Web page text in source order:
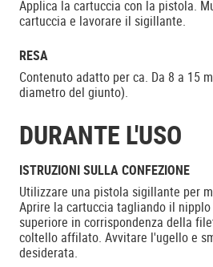
Applica la cartuccia con la pistola.
cartuccia e lavorare il sigillante.
RESA
Contenuto adatto per ca. Da 8 a 15
diametro del giunto).
DURANTE L'USO
ISTRUZIONI SULLA CONFEZIONE
Utilizzare una pistola sigillante per
Aprire la cartuccia tagliando il
superiore in corrispondenza della
coltello affilato. Avvitare l'ugello e
desiderata.